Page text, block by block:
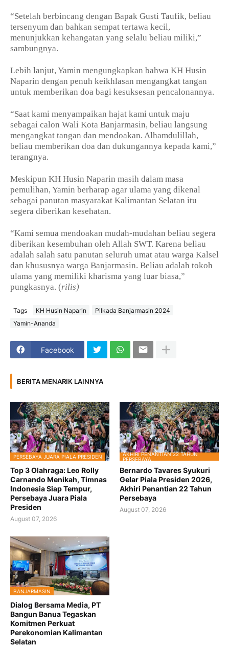
“Setelah berbincang dengan Bapak Gusti Taufik, beliau
tersenyum dan bahkan sempat tertawa kecil,
menunjukkan kehangatan yang selalu beliau miliki,”
sambungnya.
Lebih lanjut, Yamin mengungkapkan bahwa KH Husin
Naparin dengan penuh keikhlasan mengangkat tangan
untuk memberikan doa bagi kesuksesan pencalonannya.
“Saat kami menyampaikan hajat kami untuk maju
sebagai calon Wali Kota Banjarmasin, beliau langsung
mengangkat tangan dan mendoakan. Alhamdulillah,
beliau memberikan doa dan dukungannya kepada kami,”
terangnya.
Meskipun KH Husin Naparin masih dalam masa
pemulihan, Yamin berharap agar ulama yang dikenal
sebagai panutan masyarakat Kalimantan Selatan itu
segera diberikan kesehatan.
“Kami semua mendoakan mudah-mudahan beliau segera
diberikan kesembuhan oleh Allah SWT. Karena beliau
adalah salah satu panutan seluruh umat atau warga Kalsel
dan khususnya warga Banjarmasin. Beliau adalah tokoh
ulama yang memiliki kharisma yang luar biasa,”
pungkasnya. (rilis)
Tags KH Husin Naparin
Pilkada Banjarmasin 2024
Yamin-Ananda
Facebook
BERITA MENARIK LAINNYA
PERSEBAYA JUARA PIALA PRESIDEN
Top 3 Olahraga: Leo Rolly
Carnando Menikah, Timnas
Indonesia Siap Tempur,
Persebaya Juara Piala
Presiden
August 07, 2026
AKHIRI PENANTIAN 22 TAHUN
PERSEBAYA
Bernardo Tavares Syukuri
Gelar Piala Presiden 2026,
Akhiri Penantian 22 Tahun
Persebaya
August 07, 2026
BANJARMASIN
Dialog Bersama Media, PT
Bangun Banua Tegaskan
Komitmen Perkuat
Perekonomian Kalimantan
Selatan